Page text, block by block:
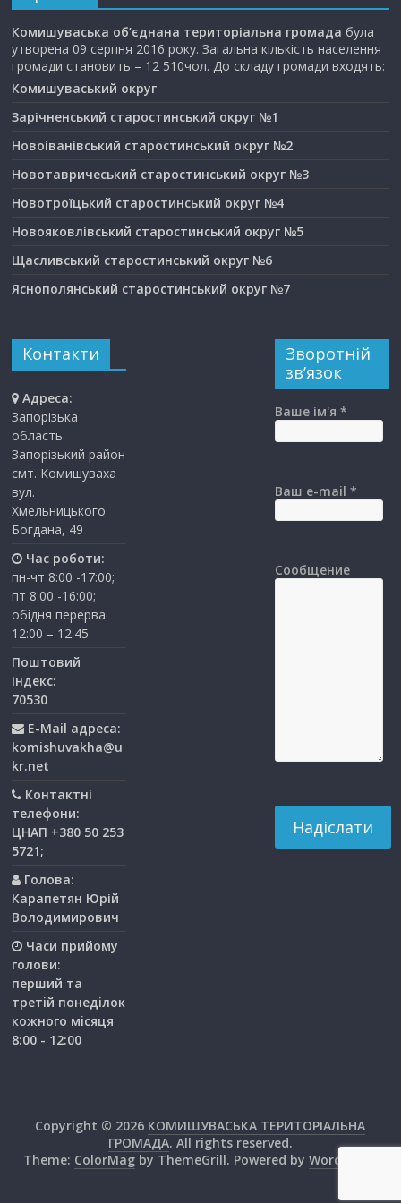
Комишуваська об’єднана територіальна громада була
утворена 09 серпня 2016 року. Загальна кількість населення
громади становить – 12 510чол. До складу громади входять:
Комишуваський округ
Зарічненський старостинський округ №1
Новоіванівський старостинський округ №2
Новотавричеський старостинський округ №3
Новотроїцький старостинський округ №4
Новояковлівський старостинський округ №5
Щасливський старостинський округ №6
Яснополянський старостинський округ №7
Контакти
Адреса:
Запорізька
область
Запорізький район
смт. Комишуваха
вул.
Хмельницького
Богдана, 49
Час роботи:
пн-чт 8:00 -17:00;
пт 8:00 -16:00;
обідня перерва
12:00 – 12:45
Поштовий
індекс:
70530
E-Mail адреса:
komishuvakha@u
kr.net
Контактні
телефони:
ЦНАП +380 50 253
5721;
Голова:
Карапетян Юрій
Володимирович
Часи прийому
голови:
перший та
третiй понедiлок
кожного мiсяця
8:00 - 12:00
Зворотній
зв’язок
Ваше ім'я *
Ваш e-mail *
Сообщение
Copyright © 2026 КОМИШУВАСЬКА ТЕРИТОРІАЛЬНА
ГРОМАДА. All rights reserved.
Theme: ColorMagby ThemeGrill. Powered by WordPress